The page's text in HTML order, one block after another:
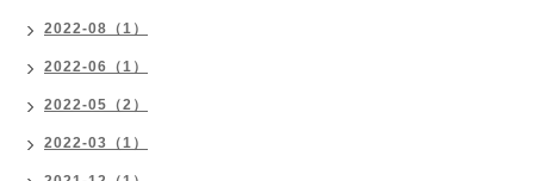
2022-08（1）
2022-06（1）
2022-05（2）
2022-03（1）